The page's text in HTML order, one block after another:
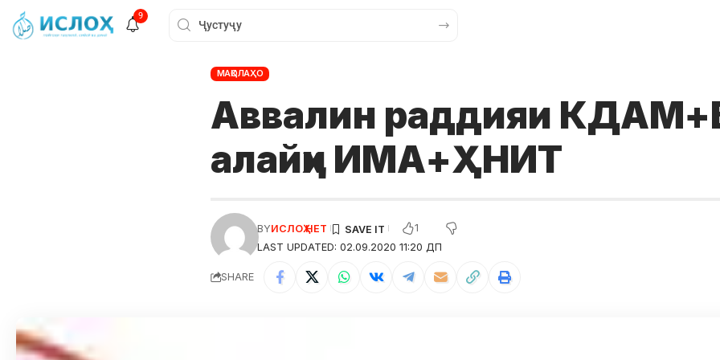
9
МАҚОЛАҲО
Аввалин раддияи
алайҳи ИМА+ҲНИТ
LAST UPDATED: 02.09.2020 11:20 ДП
BYИСЛОҲ НЕТ 1
SHARE